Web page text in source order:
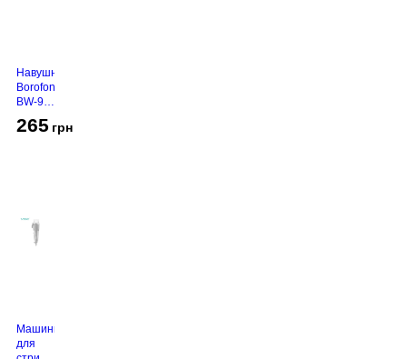
Навушники
Borofone
BW-94
White
265 грн
Машинка
для